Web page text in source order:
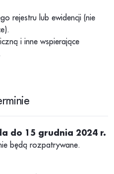
rejestru lub ewidencji (nie
i inne wspierające
do 15 grudnia 2024 r.
będą rozpatrywane.